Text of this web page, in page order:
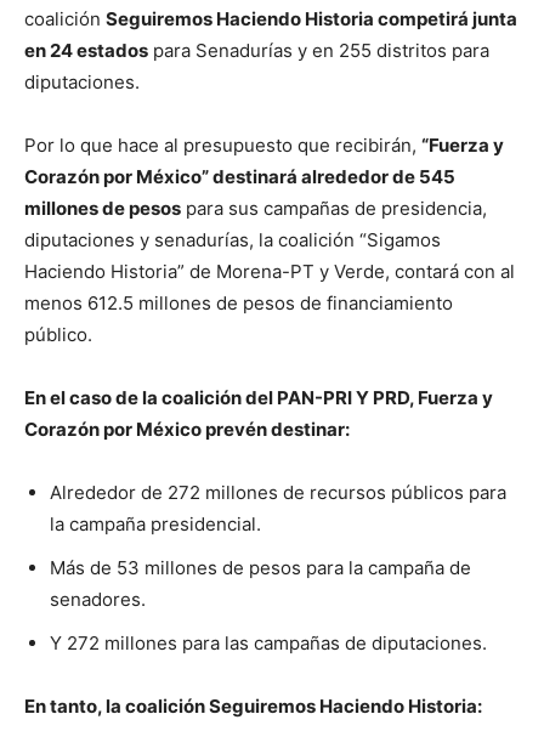
coalición Seguiremos Haciendo Historia competirá junta
en 24 estados para Senadurías y en 255 distritos para
diputaciones.
Por lo que hace al presupuesto que recibirán, “Fuerza y
Corazón por México” destinará alrededor de 545
millones de pesos para sus campañas de presidencia,
diputaciones y senadurías, la coalición “Sigamos
Haciendo Historia” de Morena-PT y Verde, contará con al
menos 612.5 millones de pesos de financiamiento
público.
En el caso de la coalición del PAN-PRI Y PRD, Fuerza y
Corazón por México prevén destinar:
Alrededor de 272 millones de recursos públicos para
la campaña presidencial.
Más de 53 millones de pesos para la campaña de
senadores.
Y 272 millones para las campañas de diputaciones.
En tanto, la coalición Seguiremos Haciendo Historia: